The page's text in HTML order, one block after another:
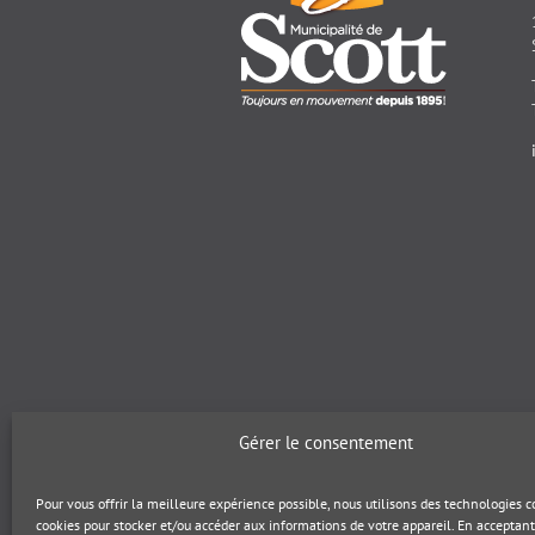
Gérer le consentement
Pour vous offrir la meilleure expérience possible, nous utilisons des technologies
cookies pour stocker et/ou accéder aux informations de votre appareil. En